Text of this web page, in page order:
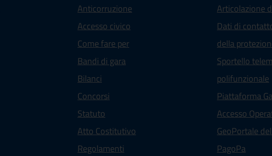
Anticorruzione
Accesso civico
Come fare per
Bandi di gara
Bilanci
Concorsi
Statuto
Atto Costitutivo (apre in un'altra scheda).
Regolamenti
Articolazione
Dati di
della
Sportello
polifunzionale
Piattaforma
Accesso
GeoPortale
PagoPa